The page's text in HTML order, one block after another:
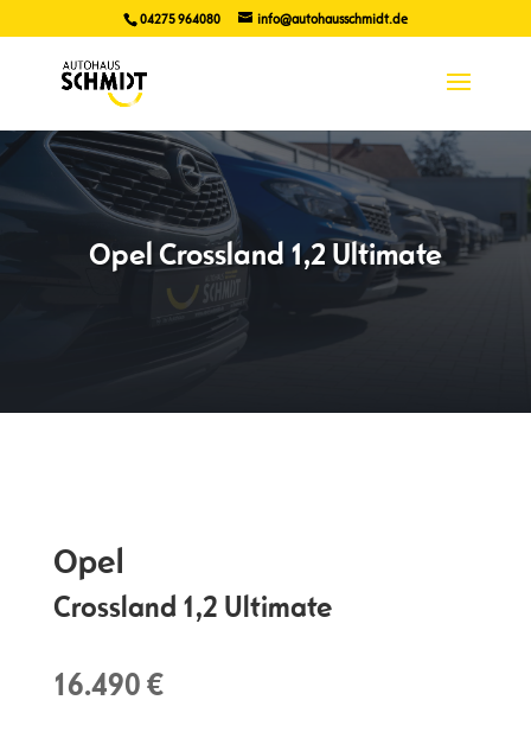
04275 964080 info@autohausschmidt.de
Opel Crossland 1,2 Ultimate
Opel
Crossland 1,2 Ultimate
16.490 €